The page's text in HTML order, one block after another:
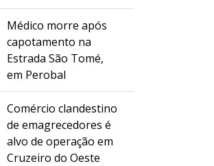
Médico morre após
capotamento na
Estrada São Tomé,
em Perobal
Comércio clandestino
de emagrecedores é
alvo de operação em
Cruzeiro do Oeste